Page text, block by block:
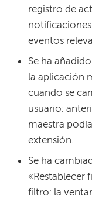
registro de
eventos
Se ha
la aplicación
cuando se
usuario:
maestra
extensión.
Se ha
«Restablecer
filtro: la